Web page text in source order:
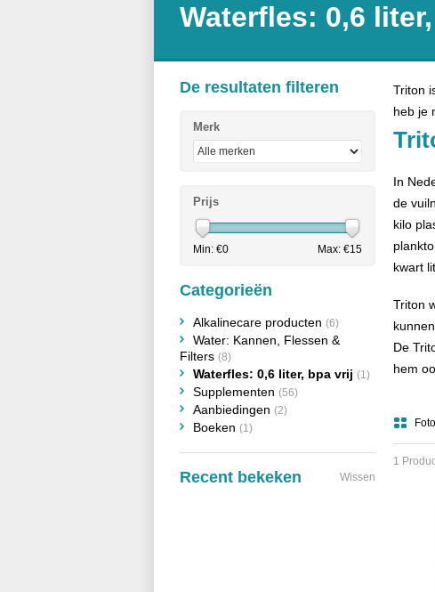
Waterfles: 0,6
Triton
heb je
In
de
kilo
kwart
Triton
De
hem
1
De resultaten filteren
Merk
Prijs
Min: €0 Max: €15
Categorieën
Alkalinecare producten (6)
Water: Kannen, Flessen &
Filters (8)
Waterfles: 0,6 liter, bpa vrij (1)
Supplementen (56)
Aanbiedingen (2)
Boeken (1)
Recent bekeken Wissen